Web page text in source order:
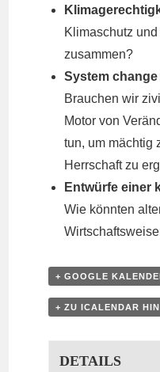
Klimaschutz
zusammen?
System
Brauchen wir
Motor von
tun, um mächtig
Herrschaft zu
Entwürfe einer
Wie könnten
+ GOOGLE
+ ZU ICALENDAR
DETAILS